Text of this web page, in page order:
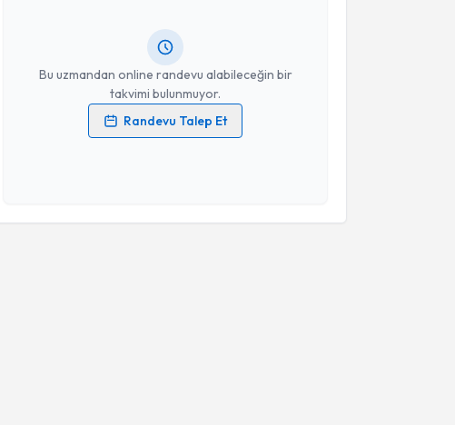
Bu uzmandan online randevu alabileceğin bir
takvimi bulunmuyor.
Randevu Talep Et
Kişisel verilerimin işlenmesine ilişkinAydınlatma Metni